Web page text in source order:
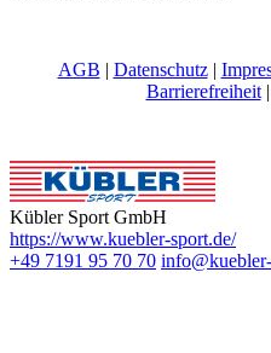
AGB | Datenschutz|
Barrierefreiheit|
Kübler Sport GmbH
https://www.kuebler-sport.de/
+49 7191 95 70 70